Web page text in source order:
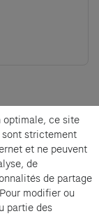
Cartier et
optimale, ce site
strictement
et ne peuvent
de
de partage
modifier ou
partie des